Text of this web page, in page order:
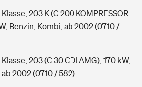
203 K (C 200 KOMPRESSOR
Benzin, Kombi, ab 2002(0710 /
203 (C 30 CDI AMG), 170 kW,
ab 2002(0710 / 582)